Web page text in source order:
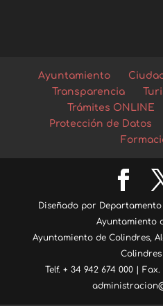
Ayuntamiento
Transparencia
Trámites ONLINE
Protección de Datos
Diseñado por
Ayuntamiento
Ayuntamiento de Colindres,
Colindres
Telf. + 34 942 674 000 |